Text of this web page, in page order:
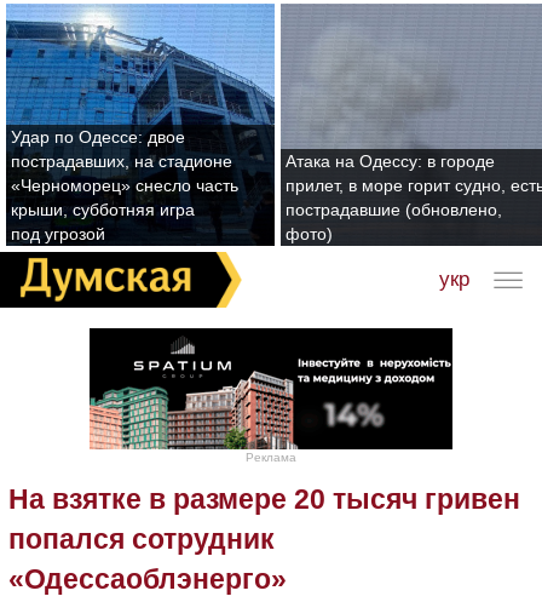
Удар по Одессе: двое
пострадавших, на стадионе
«Черноморец» снесло часть
крыши, субботняя игра
под угрозой
Атака на Одессу: в городе
прилет, в море горит судно,
пострадавшие (обновлено,
фото)
укр
Реклама
На взятке в размере 20 тысяч гривен
попался сотрудник
«Одессаоблэнерго»